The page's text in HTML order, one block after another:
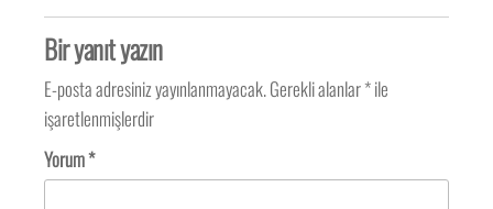
Bir yanıt yazın
E-posta adresiniz yayınlanmayacak.Gerekli alanlar*ile
işaretlenmişlerdir
Yorum*